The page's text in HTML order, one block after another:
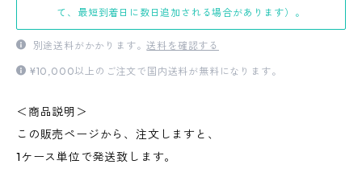
て、最短到着日に数日追加される場合があります）。
別途送料がかかります。送料を確認する
¥10,000以上のご注文で国内送料が無料になります。
＜商品説明＞
この販売ページから、注文しますと、
1ケース単位で発送致します。